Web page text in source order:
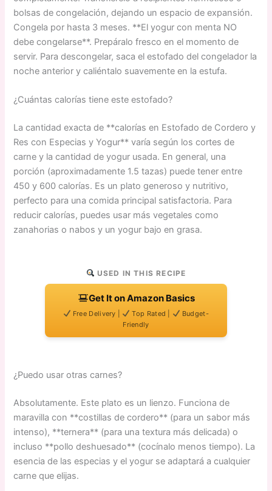
bolsas de congelación, dejando un espacio de expansión.
Congela por hasta 3 meses. **El yogur con menta NO
debe congelarse**. Prepáralo fresco en el momento de
servir. Para descongelar, saca el estofado del congelador la
noche anterior y caliéntalo suavemente en la estufa.
¿Cuántas calorías tiene este estofado?
La cantidad exacta de **calorías en Estofado de Cordero y
Res con Especias y Yogur** varía según los cortes de
carne y la cantidad de yogur usada. En general, una
porción (aproximadamente 1.5 tazas) puede tener entre
450 y 600 calorías. Es un plato generoso y nutritivo,
perfecto para una comida principal satisfactoria. Para
reducir calorías, puedes usar más vegetales como
zanahorias o nabos y un yogur bajo en grasa.
USED IN THIS RECIPE
Get It on Amazon Basics
Free Delivery | Top Rated |
Budget-
Friendly
¿Puedo usar otras carnes?
Absolutamente. Este plato es un lienzo. Funciona de
maravilla con **costillas de cordero** (para un sabor más
intenso), **ternera** (para una textura más delicada) o
incluso **pollo deshuesado** (cocínalo menos tiempo). La
esencia de las especias y el yogur se adaptará a cualquier
carne que elijas.